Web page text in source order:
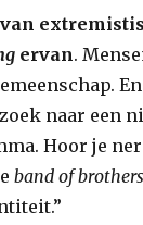
van
ervan.
naar een
Hoor je
band of brothers